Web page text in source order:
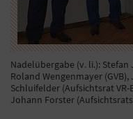
Nadelübergabe (v. li.):
Roland Wengenmayer
Schluifelder (Aufsichtsrat VR-
Johann Forster